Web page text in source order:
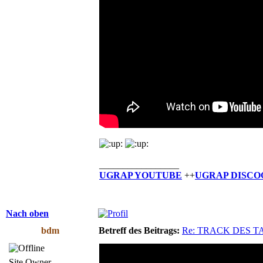
UGRAP YOUTUBE ++UGRAP
Nach oben
bdm
Betreff des Beitrags: Re: TRACK DES